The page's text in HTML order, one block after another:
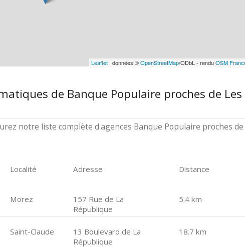
Leaflet| données ©OpenStreetMap/ODbL - renduOSM
de Banque Populaire proches de Les
notre liste complète d'agences Banque Populaire proches de
Localité Adresse Distance
Morez
157 Rue de La
République
5.4 km
Saint-Claude
13 Boulevard de La
République
18.7 km